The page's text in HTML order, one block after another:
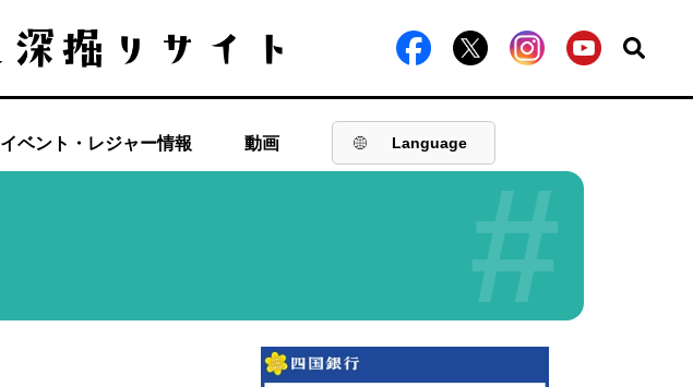
イベント・レジャー情報 動画 Language
#